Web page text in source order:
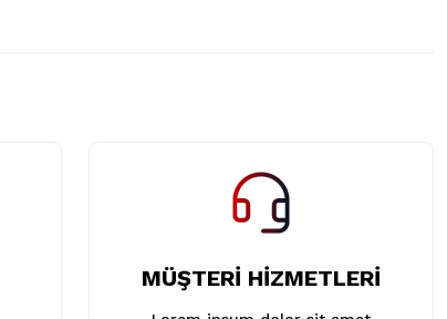
MÜŞTERİ HİZMETLERİ